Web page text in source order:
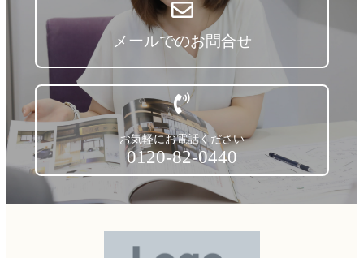
メールでのお問合せ
お気軽にお電話ください
0120-82-0440